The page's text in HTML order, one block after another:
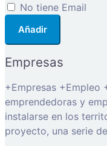
No tiene Email
Añadir
Empresas
+Empresas +Empleo
emprendedoras y
instalarse en los
proyecto, una serie